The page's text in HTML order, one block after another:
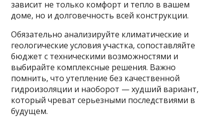
зависит не только комфорт и тепло в вашем
доме, но и долговечность всей конструкции.
Обязательно анализируйте климатические и
геологические условия участка, сопоставляйте
бюджет с техническими возможностями и
выбирайте комплексные решения. Важно
помнить, что утепление без качественной
гидроизоляции и наоборот — худший вариант,
который чреват серьезными последствиями в
будущем.